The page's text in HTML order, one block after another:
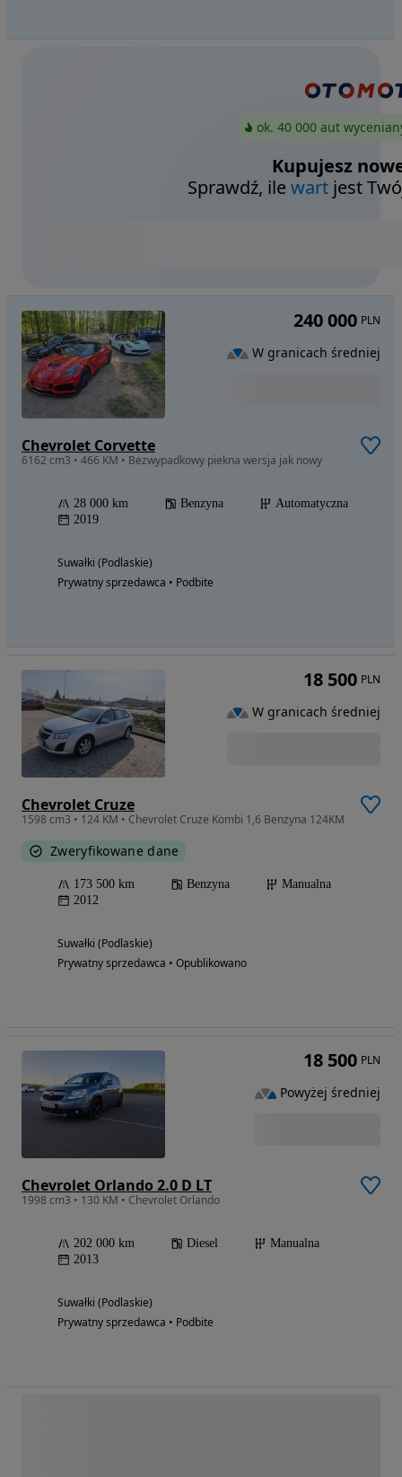
ok. 40 000 aut
Kupujesz
Sprawdź, ilewart jest
Chevrolet Corvette
6162 cm3 • 466 KM • Bezwypadkowy piekna wersja jak nowy
28 000 km Benzyna
Automatyczna
2019
Suwałki (Podlaskie)
Prywatny sprzedawca • Podbite
240 000 PLN
W granicach średniej
Chevrolet Cruze
1598 cm3 • 124 KM • Chevrolet Cruze Kombi 1,6 Benzyna 124KM
Zweryfikowane dane
173 500 km Benzyna
Manualna
2012
Suwałki (Podlaskie)
Prywatny sprzedawca • Opublikowano
18 500 PLN
W granicach średniej
Chevrolet Orlando 2.0 D LT
1998 cm3 • 130 KM • Chevrolet Orlando
202 000 km Diesel
Manualna
2013
Suwałki (Podlaskie)
Prywatny sprzedawca • Podbite
18 500 PLN
Powyżej średniej